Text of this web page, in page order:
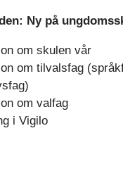
s
s
Ny på
om skulen vår
om tilvalsfag
om valfag
i Vigilo